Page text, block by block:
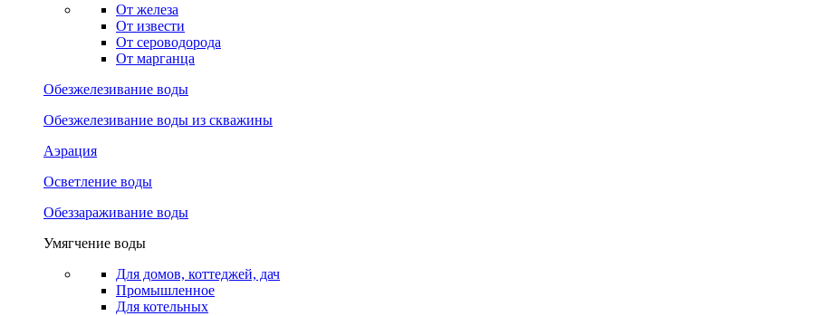
От железа
От извести
От сероводорода
От марганца
Обезжелезивание воды
Обезжелезивание воды из скважины
Аэрация
Осветление воды
Обеззараживание воды
Умягчение воды
Для домов, коттеджей, дач
Промышленное
Для котельных